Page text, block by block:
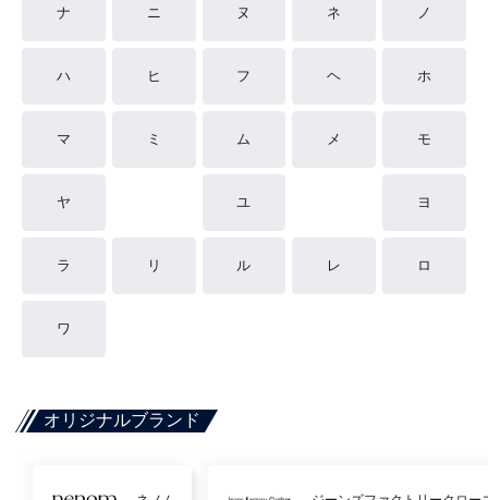
ナ ニ ヌ ネ ノ
ハ ヒ フ ヘ ホ
マ ミ ム メ モ
ヤ ユ ヨ
ラ リ ル レ ロ
ワ
オリジナルブランド